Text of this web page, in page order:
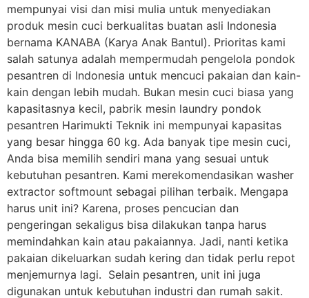
mempunyai visi dan misi mulia untuk menyediakan
produk mesin cuci berkualitas buatan asli Indonesia
bernama KANABA (Karya Anak Bantul). Prioritas kami
salah satunya adalah mempermudah pengelola pondok
pesantren di Indonesia untuk mencuci pakaian dan kain-
kain dengan lebih mudah. Bukan mesin cuci biasa yang
kapasitasnya kecil, pabrik mesin laundry pondok
pesantren Harimukti Teknik ini mempunyai kapasitas
yang besar hingga 60 kg. Ada banyak tipe mesin cuci,
Anda bisa memilih sendiri mana yang sesuai untuk
kebutuhan pesantren. Kami merekomendasikan washer
extractor softmount sebagai pilihan terbaik. Mengapa
harus unit ini? Karena, proses pencucian dan
pengeringan sekaligus bisa dilakukan tanpa harus
memindahkan kain atau pakaiannya. Jadi, nanti ketika
pakaian dikeluarkan sudah kering dan tidak perlu repot
menjemurnya lagi. Selain pesantren, unit ini juga
digunakan untuk kebutuhan industri dan rumah sakit.